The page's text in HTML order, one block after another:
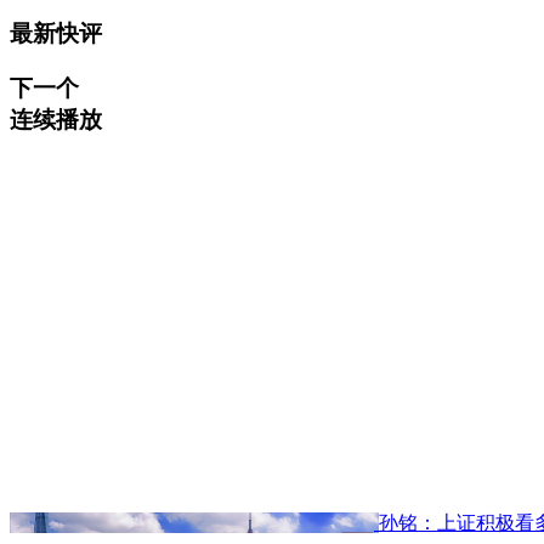
最新快评
下一个
连续播放
孙铭：上证积极看